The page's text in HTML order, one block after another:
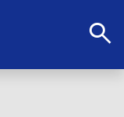
search